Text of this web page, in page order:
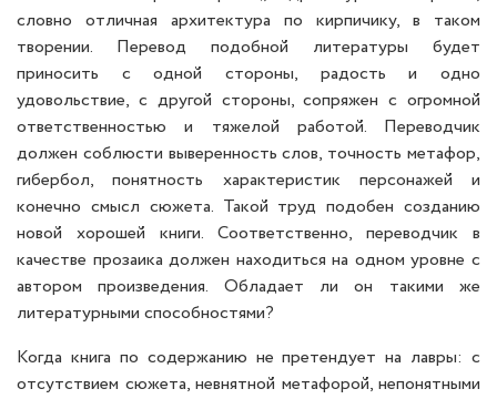
словно отличная архитектура по кирпичику, в таком
творении. Перевод подобной литературы будет
приносить с одной стороны, радость и одно
удовольствие, с другой стороны, сопряжен с огромной
ответственностью и тяжелой работой. Переводчик
должен соблюсти выверенность слов, точность метафор,
гибербол, понятность характеристик персонажей и
конечно смысл сюжета. Такой труд подобен созданию
новой хорошей книги. Соответственно, переводчик в
качестве прозаика должен находиться на одном уровне с
автором произведения. Обладает ли он такими же
литературными способностями?
Когда книга по содержанию не претендует на лавры: с
отсутствием сюжета, невнятной метафорой, непонятными